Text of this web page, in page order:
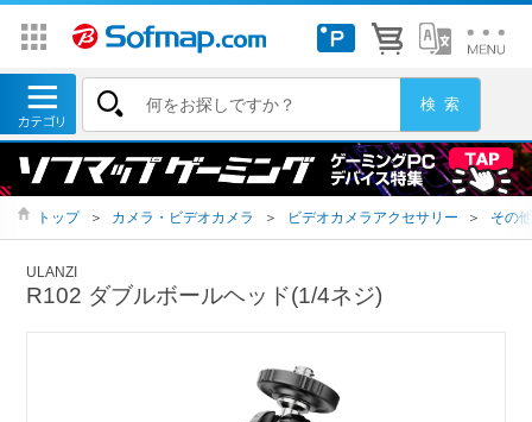
トップ ＞ カメラ・ビデオカメラ ＞ ビデオカメラアクセサリー ＞ その
ULANZI
R102 ダブルボールヘッド(1/4ネジ)